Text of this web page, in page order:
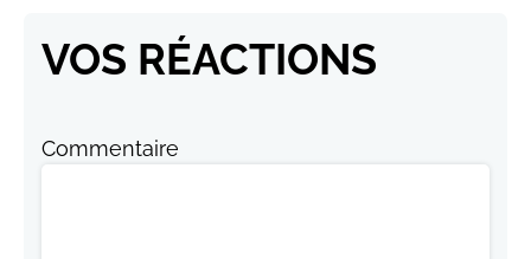
VOS RÉACTIONS
Commentaire